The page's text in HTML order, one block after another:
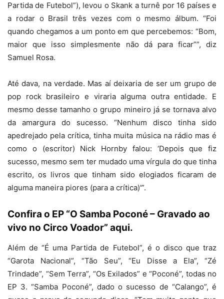
Partida de Futebol”), levou o Skank a turnê por 16 países e
a rodar o Brasil três vezes com o mesmo álbum. “Foi
quando chegamos a um ponto em que percebemos: “Bom,
maior que isso simplesmente não dá para ficar””, diz
Samuel Rosa.
Até dava, na verdade. Mas aí deixaria de ser um grupo de
pop rock brasileiro e viraria alguma outra entidade. E
mesmo desse tamanho o grupo mineiro já se tornava alvo
da amargura do sucesso. “Nenhum disco tinha sido
apedrejado pela crítica, tinha muita música na rádio mas é
como o (escritor) Nick Hornby falou: ‘Depois que fiz
sucesso, mesmo sem ter mudado uma vírgula do que tinha
escrito, os livros que tinham sido elogiados ficaram de
alguma maneira piores (para a crítica)'”.
Confira o EP “O Samba Poconé – Gravado ao
vivo no Circo Voador” aqui.
Além de “É uma Partida de Futebol”, é o disco que traz
“Garota Nacional”, “Tão Seu”, “Eu Disse a Ela”, “Zé
Trindade”, “Sem Terra”, “Os Exilados” e “Poconé”, todas no
EP 3. “Samba Poconé”, dado o sucesso de “Calango”, é